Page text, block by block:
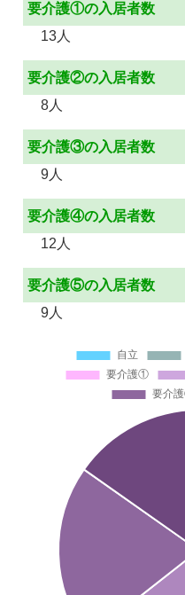
要介護①の入居者数
13人
要介護②の入居者数
8人
要介護③の入居者数
9人
要介護④の入居者数
12人
要介護⑤の入居者数
9人